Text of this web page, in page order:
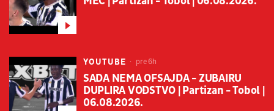
YOUTUBE pre 6h
SADA NEMA OFSAJDA - ZUBAIRU
DUPLIRA VOĐSTVO | Partizan - Tobol |
06.08.2026.